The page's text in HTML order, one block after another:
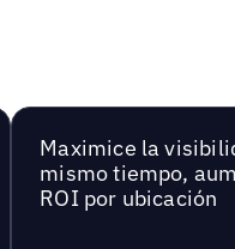
Maximice la
mismo tiempo,
ROI por ubicación